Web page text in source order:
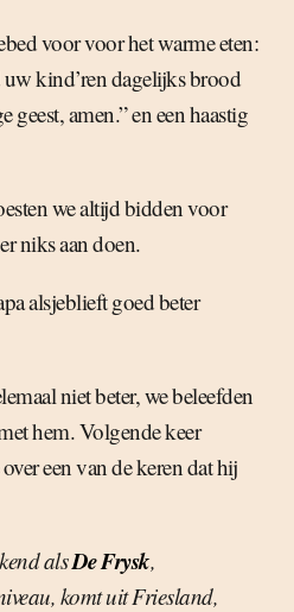
voor voor het warme eten:
kind’ren dagelijks brood
amen.” en een haastig
we altijd bidden voor
niks aan doen.
alsjeblieft goed beter
niet beter, we beleefden
hem. Volgende keer
een van de keren dat hij
alsDe Frysk,
komt uit Friesland,